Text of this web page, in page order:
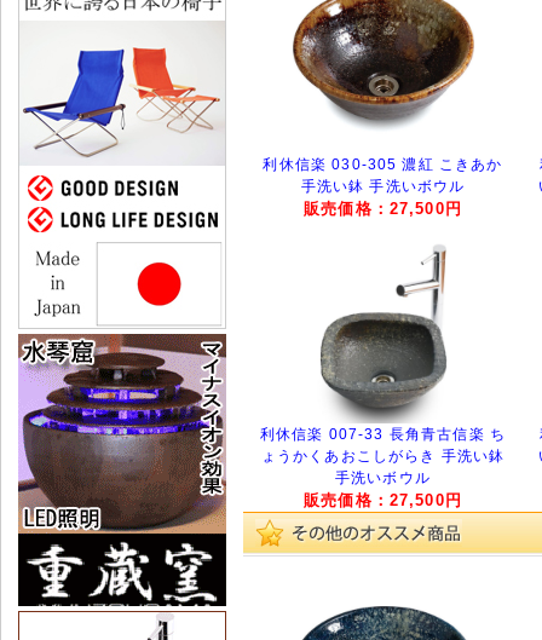
利休信楽 030-305 濃紅 こきあか
手洗い鉢 手洗いボウル
販売価格：27,500円
利休信楽 007-33 長角青古信楽 ち
ょうかくあおこしがらき 手洗い鉢
手洗いボウル
販売価格：27,500円